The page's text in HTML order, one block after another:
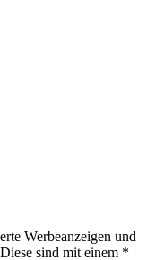
Werbeanzeigen und
sind mit einem *